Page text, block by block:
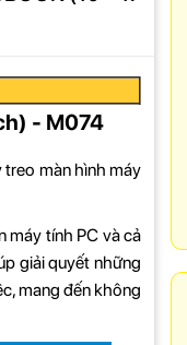
- M074
màn hình máy
máy tính PC và cả
giải quyết những
mang đến không